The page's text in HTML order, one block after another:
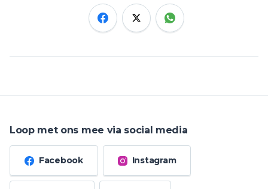
Loop met ons mee via social media
Facebook Instagram